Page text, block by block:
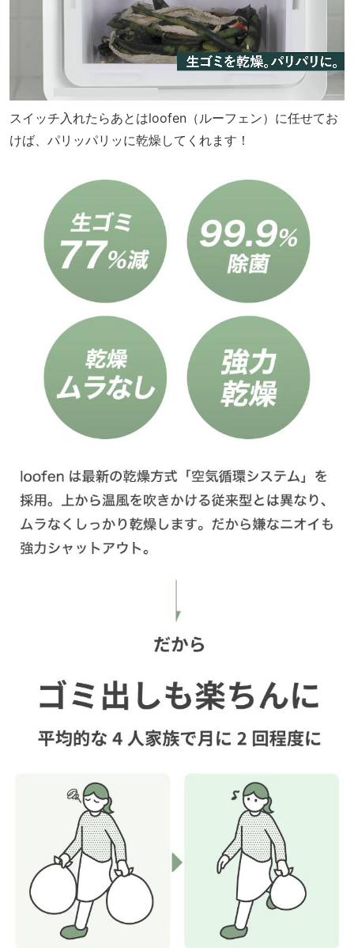
スイッチ入れたらあとはloofen（ルーフェン）に任せてお
けば、パリッパリッに乾燥してくれます！